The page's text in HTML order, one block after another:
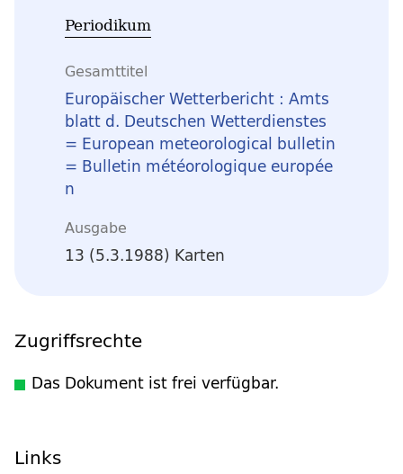
Periodikum
Gesamttitel
Europäischer Wetterbericht : Amts
blatt d. Deutschen Wetterdienstes
= European meteorological bulletin
= Bulletin météorologique europée
n
Ausgabe
13 (5.3.1988) Karten
Zugriffsrechte
Das Dokument ist frei verfügbar.
Links